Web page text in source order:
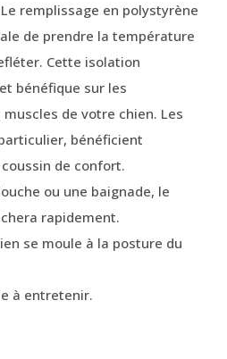
remplissage en polystyrène
de prendre la température
Cette isolation
bénéfique sur les
de votre chien. Les
bénéficient
de confort.
ou une baignade, le
rapidement.
se moule à la posture du
à entretenir.